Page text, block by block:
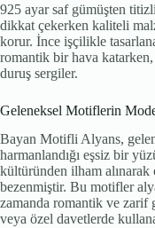
925 ayar saf gümüşten
dikkat çekerken kaliteli
korur. İnce işçilikle
romantik bir hava katarken,
duruş sergiler.
Geleneksel Motiflerin
Bayan Motifli Alyans,
harmanlandığı eşsiz bir
kültüründen ilham
bezenmiştir. Bu motifler
zamanda romantik ve zarif
veya özel davetlerde